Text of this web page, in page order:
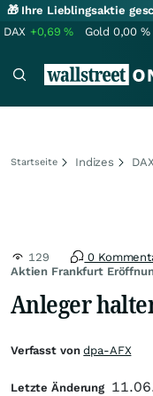
🎁 Ihre Lieblingsaktie
DAX +0,69% Gold 0,00 %
Startseite Indizes
Aktien Frankfurt
129 0
Anleger
Verfasst vondpa-AFX
Letzte Änderung